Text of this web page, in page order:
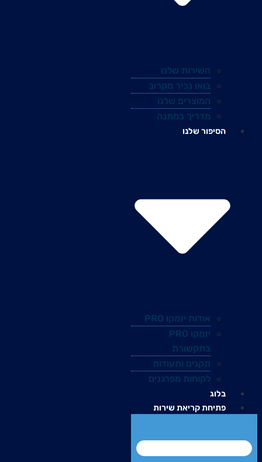
השירות שלנו
בואו נכיר מקרוב
המוצרים שלנו
מדריך במתנה
הסיפור שלנו
אודות יזמקו PRO
יזמקו PRO
בתקשורת
תקנים ותעודות
לקוחות מפרגנים
בלוג
פתיחת קריאת שירות